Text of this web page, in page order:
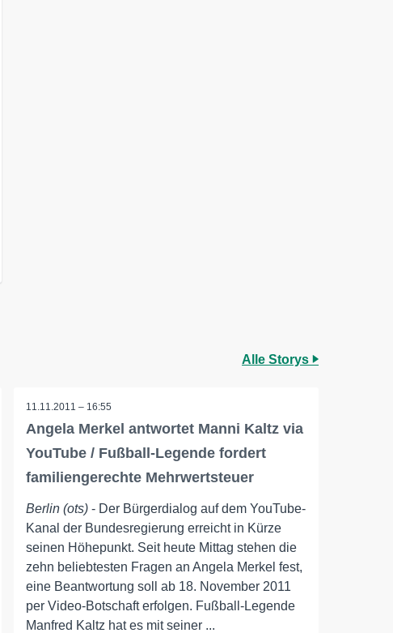
Alle Storys
11.11.2011 – 16:55
Angela Merkel antwortet Manni Kaltz via
YouTube / Fußball-Legende fordert
familiengerechte Mehrwertsteuer
Berlin (ots) - Der Bürgerdialog auf dem YouTube-
Kanal der Bundesregierung erreicht in Kürze
seinen Höhepunkt. Seit heute Mittag stehen die
zehn beliebtesten Fragen an Angela Merkel fest,
eine Beantwortung soll ab 18. November 2011
per Video-Botschaft erfolgen. Fußball-Legende
Manfred Kaltz hat es mit seiner ...